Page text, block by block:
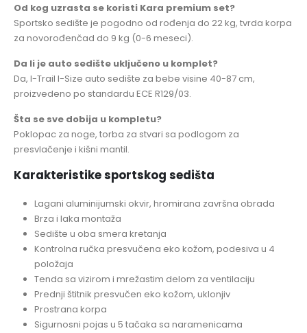
Od kog uzrasta se koristi Kara premium set?
Sportsko sedište je pogodno od rođenja do 22 kg, tvrda korpa
za novorođenčad do 9 kg (0-6 meseci).
Da li je auto sedište uključeno u komplet?
Da, I-Trail I-Size auto sedište za bebe visine 40-87 cm,
proizvedeno po standardu ECE R129/03.
Šta se sve dobija u kompletu?
Poklopac za noge, torba za stvari sa podlogom za
presvlačenje i kišni mantil.
Karakteristike sportskog sedišta
Lagani aluminijumski okvir, hromirana završna obrada
Brza i laka montaža
Sedište u oba smera kretanja
Kontrolna ručka presvučena eko kožom, podesiva u 4
položaja
Tenda sa vizirom i mrežastim delom za ventilaciju
Prednji štitnik presvučen eko kožom, uklonjiv
Prostrana korpa
Sigurnosni pojas u 5 tačaka sa naramenicama